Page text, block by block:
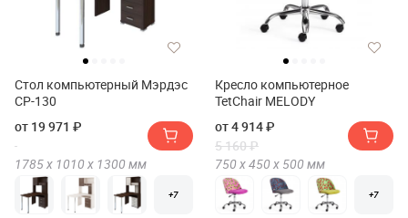
Стол компьютерный Мэрдэс
СР-130
от 19 971 ₽
1785 х 1010 х 1300 мм
+7
Кресло компьютерное
TetChair MELODY
от 4 914 ₽
5 160 ₽
750 х450 х 500 мм
+7